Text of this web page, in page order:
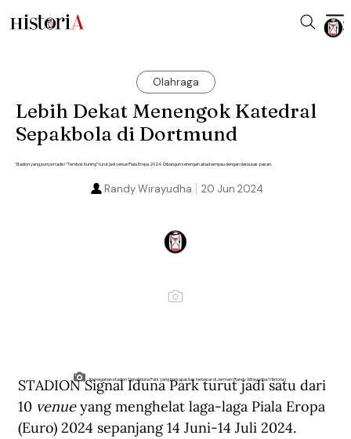
Olahraga
Lebih Dekat Menengok Katedral
Sepakbola di Dortmund
Stadion yang punya tradisi “Tembok Kuning” turut jadi venue Piala Eropa 2024. Dibangun setengah abad lampau dengan dana pas-pasan.
20 Jun 2024
Randy Wirayudha
Kemegahan stadion Signal Iduna Park yang berkapasitas terbesar di Jerman (Randy Wirayudha/Historia)
STADION Signal Iduna Park turut jadi satu dari
10 venue yang menghelat laga-laga Piala Eropa
(Euro) 2024 sepanjang 14 Juni-14 Juli 2024.